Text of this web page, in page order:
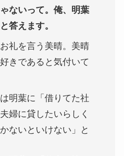
ないって。俺、明葉
答えます。
礼を言う美晴。美晴
きであると気付いて
明葉に「借りてた社
婦に貸したいらしく
ないといけない」と